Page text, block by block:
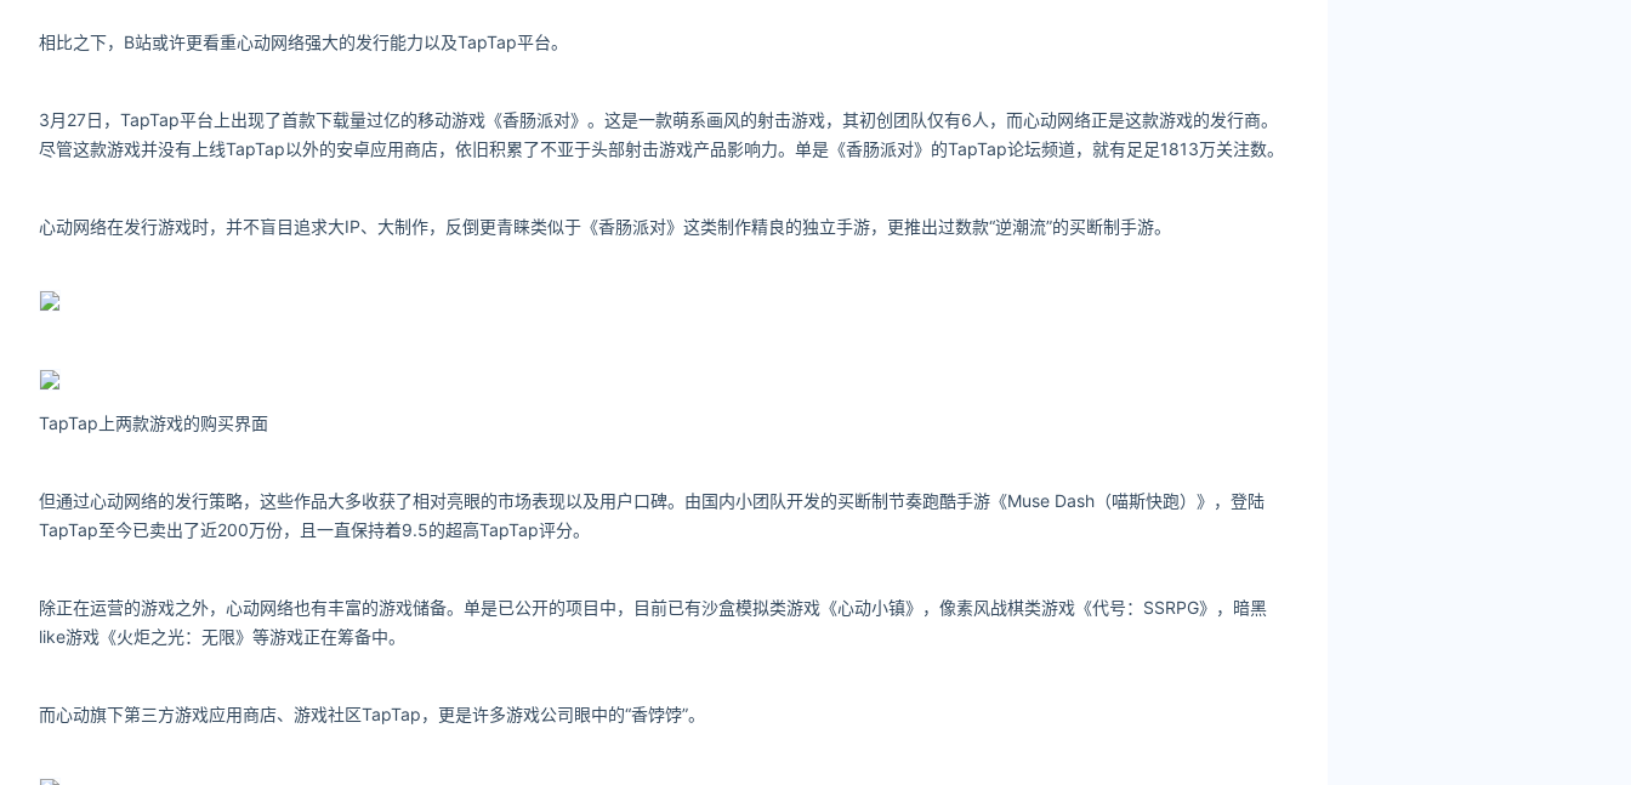
相比之下，B站或许更看重心动网络强大的发行能力以及TapTap平台。
3月27日，TapTap平台上出现了首款下载量过亿的移动游戏《香肠派对》。这是一款萌系画风的射击游戏，其初创团队仅有6人，而心动网络正是这款游戏的发行商。
尽管这款游戏并没有上线TapTap以外的安卓应用商店，依旧积累了不亚于头部射击游戏产品影响力。单是《香肠派对》的TapTap论坛频道，就有足足1813万关注数。
心动网络在发行游戏时，并不盲目追求大IP、大制作，反倒更青睐类似于《香肠派对》这类制作精良的独立手游，更推出过数款“逆潮流”的买断制手游。
TapTap上两款游戏的购买界面
但通过心动网络的发行策略，这些作品大多收获了相对亮眼的市场表现以及用户口碑。由国内小团队开发的买断制节奏跑酷手游《Muse Dash（喵斯快跑）》，登陆
TapTap至今已卖出了近200万份，且一直保持着9.5的超高TapTap评分。
除正在运营的游戏之外，心动网络也有丰富的游戏储备。单是已公开的项目中，目前已有沙盒模拟类游戏《心动小镇》，像素风战棋类游戏《代号：SSRPG》，暗黑
like游戏《火炬之光：无限》等游戏正在筹备中。
而心动旗下第三方游戏应用商店、游戏社区TapTap，更是许多游戏公司眼中的“香饽饽”。